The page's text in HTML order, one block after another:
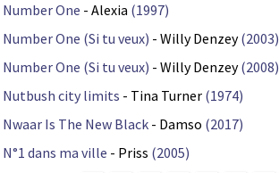
Number One - Alexia (1997)
Number One (Si tu veux) - Willy Denzey(2003)
Number One (Si tu veux) - Willy Denzey(2008)
Nutbush city limits - Tina Turner (1974)
Nwaar Is The New Black - Damso (2017)
N°1 dans ma ville - Priss (2005)